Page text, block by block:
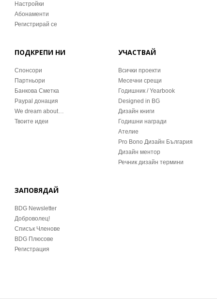
Настройки
Абонаменти
Регистрирай се
ПОДКРЕПИ НИ
Спонсори
Партньори
Банкова Сметка
Paypal донация
We dream about…
Твоите идеи
УЧАСТВАЙ
Всички проекти
Месечни срещи
Годишник / Yearbook
Designed in BG
Дизайн книги
Годишни награди
Ателие
Pro Bono Дизайн България
Дизайн ментор
Речник дизайн термини
ЗАПОВЯДАЙ
BDG Newsletter
Доброволец!
Списък Членове
BDG Плюсове
Регистрация